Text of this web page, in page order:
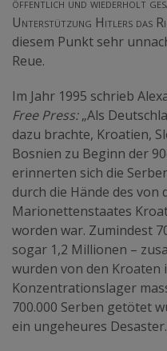
Unterstützung Hitlers das
diesem Punkt sehr
Reue.
Im Jahr 1995 schrieb
Free Press:„Als
dazu brachte, Kroatien,
Bosnien zu Beginn der
erinnerten sich die
durch die Hände des
Marionettenstaates
worden war. Zumindest
sogar 1,2 Millionen –
wurden von den Kroaten
Konzentrationslager
700.000 Serben getötet
ein ungeheures